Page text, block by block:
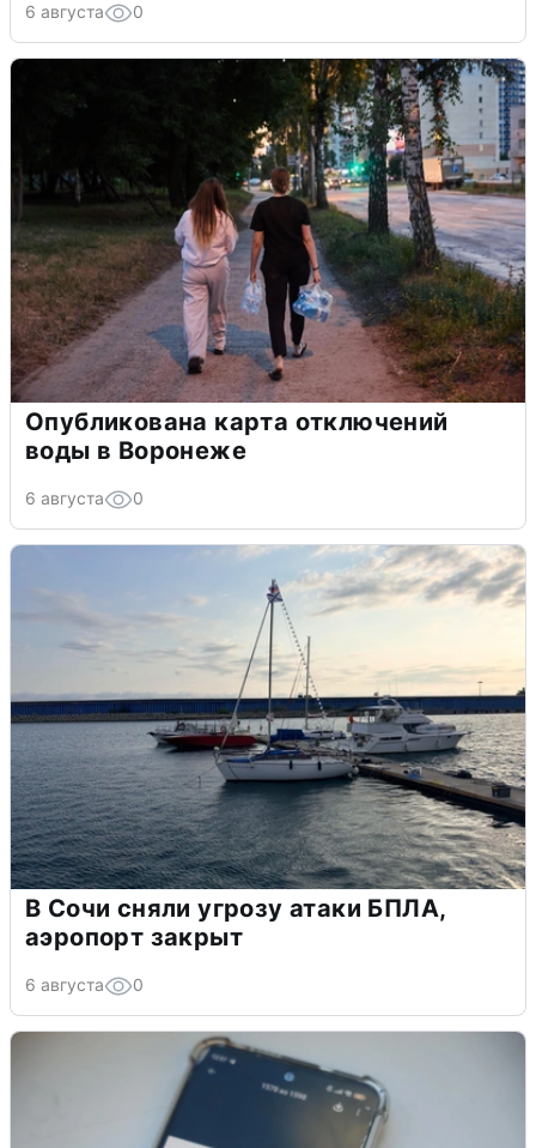
6 августа 0
Опубликована карта отключений
воды в Воронеже
6 августа 0
В Сочи сняли угрозу атаки БПЛА,
аэропорт закрыт
6 августа 0